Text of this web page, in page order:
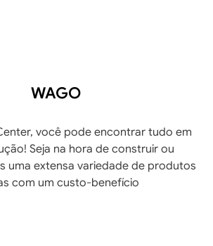
WAGO
você pode encontrar tudo em
Seja na hora de construir ou
uma extensa variedade de produtos
com um custo-benefício